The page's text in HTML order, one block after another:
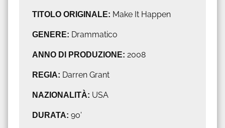
TITOLO ORIGINALE: Make It Happen
GENERE: Drammatico
ANNO DI PRODUZIONE: 2008
REGIA: Darren Grant
NAZIONALITÀ: USA
DURATA: 90'